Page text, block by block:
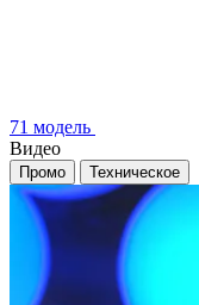
71 модель
Видео
Промо Техническое